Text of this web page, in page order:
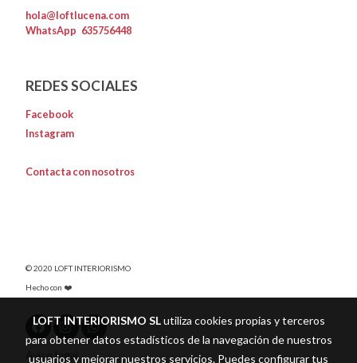
hola@loftlucena.com
WhatsApp 635756448
REDES SOCIALES
Facebook
Instagram
Contacta con nosotros
© 2020 LOFT INTERIORISMO
Hecho con ❤️
Aviso legal
LOFT INTERIORISMO SLutiliza cookies propias y terceros
para obtener datos estadísticos de la navegación de nuestros
usuarios y mejorar nuestros servicios. Puedes configurar tus